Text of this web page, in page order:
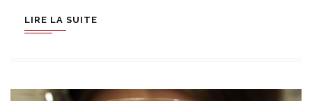
LIRE LA SUITE